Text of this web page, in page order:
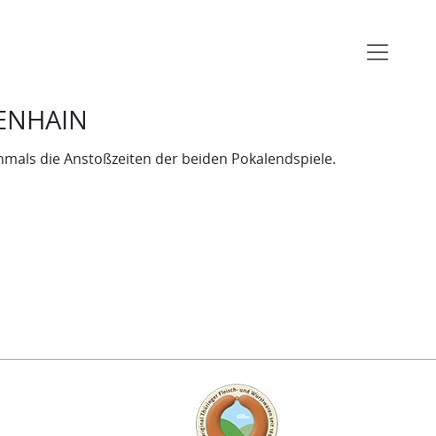
die Anstoßzeiten der beiden Pokalendspiele.